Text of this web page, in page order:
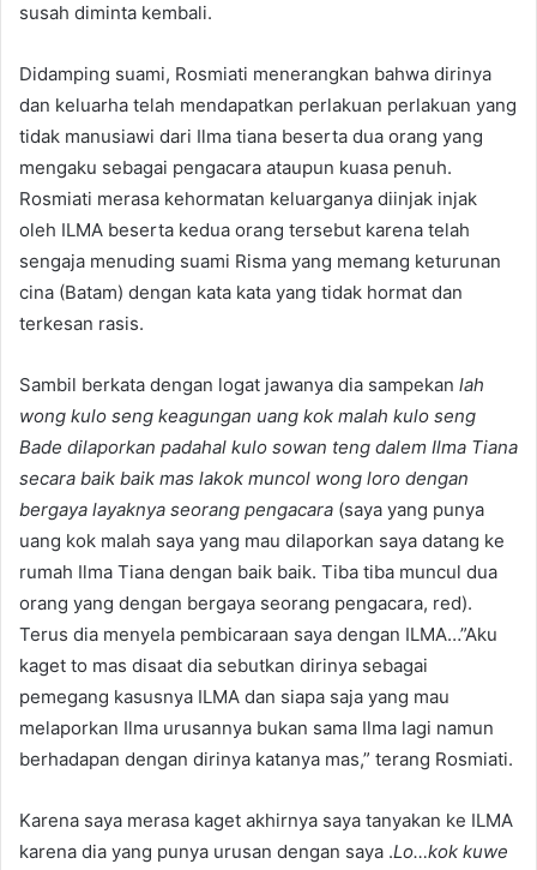
susah diminta kembali.
Didamping suami, Rosmiati menerangkan bahwa dirinya
dan keluarha telah mendapatkan perlakuan perlakuan yang
tidak manusiawi dari Ilma tiana beserta dua orang yang
mengaku sebagai pengacara ataupun kuasa penuh.
Rosmiati merasa kehormatan keluarganya diinjak injak
oleh ILMA beserta kedua orang tersebut karena telah
sengaja menuding suami Risma yang memang keturunan
cina (Batam) dengan kata kata yang tidak hormat dan
terkesan rasis.
Sambil berkata dengan logat jawanya dia sampekan lah
wong kulo seng keagungan uang kok malah kulo seng
Bade dilaporkan padahal kulo sowan teng dalem Ilma Tiana
secara baik baik mas lakok muncol wong loro dengan
bergaya layaknya seorang pengacara (saya yang punya
uang kok malah saya yang mau dilaporkan saya datang ke
rumah Ilma Tiana dengan baik baik. Tiba tiba muncul dua
orang yang dengan bergaya seorang pengacara, red).
Terus dia menyela pembicaraan saya dengan ILMA…”Aku
kaget to mas disaat dia sebutkan dirinya sebagai
pemegang kasusnya ILMA dan siapa saja yang mau
melaporkan Ilma urusannya bukan sama Ilma lagi namun
berhadapan dengan dirinya katanya mas,” terang Rosmiati.
Karena saya merasa kaget akhirnya saya tanyakan ke ILMA
karena dia yang punya urusan dengan saya .Lo…kok kuwe